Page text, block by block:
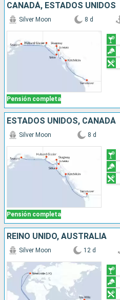
CANADÁ, ESTADOS UNIDOS
Pensión completa
Silver Moon 8 d
ESTADOS UNIDOS, CANADÁ
Pensión completa
Silver Moon 8 d
REINO UNIDO, AUSTRALIA
Silver Moon 12 d